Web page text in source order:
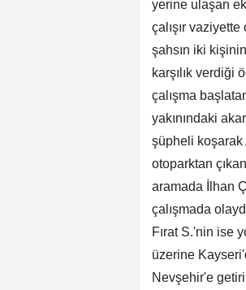
yerine ulaşan
çalışır
şahsın iki
karşılık verdiği
çalışma
yakınındaki
şüpheli koşarak
otoparktan
aramada İlhan
çalışmada
Fırat S.'nin ise
üzerine
Nevşehir'e